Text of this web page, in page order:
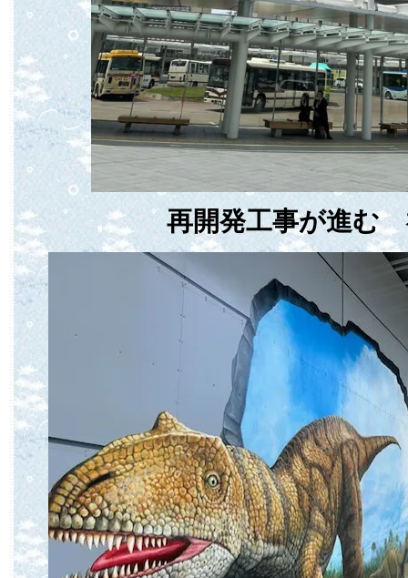
再開発工事が進む